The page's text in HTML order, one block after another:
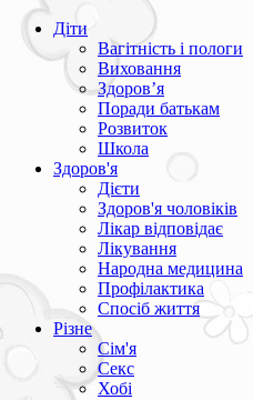
Діти
Вагітність і пологи
Виховання
Здоров’я
Поради батькам
Розвиток
Школа
Здоров'я
Дієти
Здоров'я чоловіків
Лікар відповідає
Лікування
Народна медицина
Профілактика
Спосіб життя
Різне
Сім'я
Секс
Хобі